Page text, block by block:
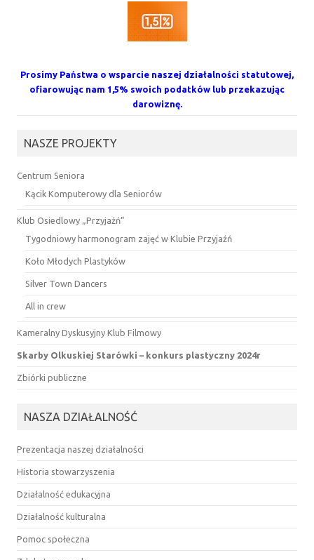
Prosimy Państwa o wsparcie naszej działalności statutowej,
ofiarowując nam 1,5% swoich podatków lub przekazując
darowiznę.
NASZE PROJEKTY
Centrum Seniora
Kącik Komputerowy dla Seniorów
Klub Osiedlowy „Przyjaźń”
Tygodniowy harmonogram zajęć w Klubie Przyjaźń
Koło Młodych Plastyków
Silver Town Dancers
All in crew
Kameralny Dyskusyjny Klub Filmowy
Skarby Olkuskiej Starówki – konkurs plastyczny 2024r
Zbiórki publiczne
NASZA DZIAŁALNOŚĆ
Prezentacja naszej działalności
Historia stowarzyszenia
Działalność edukacyjna
Działalność kulturalna
Pomoc społeczna